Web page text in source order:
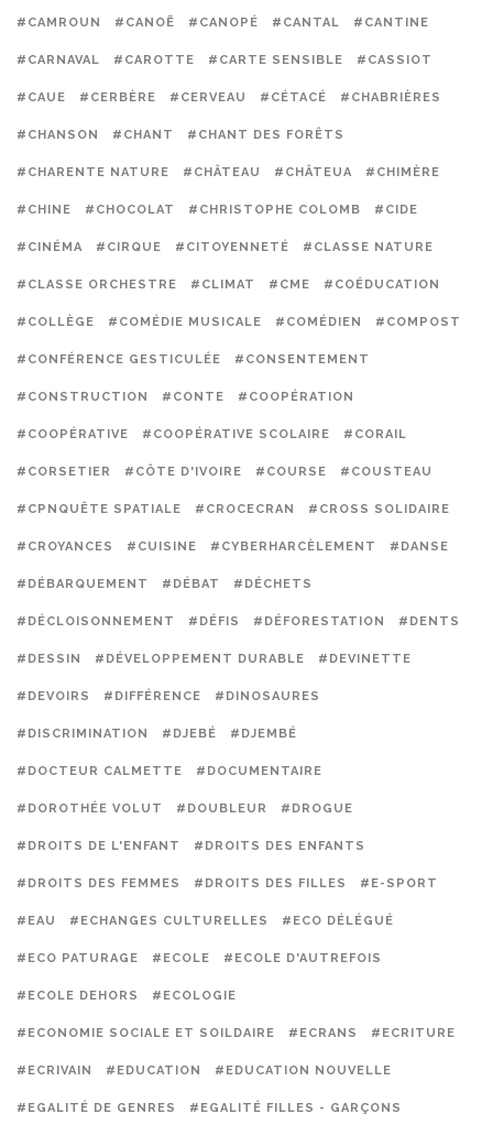
#CAMROUN #CANOË #CANOPÉ #CANTAL #CANTINE
#CARNAVAL #CAROTTE #CARTE SENSIBLE #CASSIOT
#CAUE #CERBÈRE #CERVEAU #CÉTACÉ #CHABRIÈRES
#CHANSON #CHANT #CHANT DES FORÊTS
#CHARENTE NATURE #CHÂTEAU #CHÂTEUA #CHIMÈRE
#CHINE #CHOCOLAT #CHRISTOPHE COLOMB #CIDE
#CINÉMA #CIRQUE #CITOYENNETÉ #CLASSE NATURE
#CLASSE ORCHESTRE #CLIMAT #CME #COÉDUCATION
#COLLÈGE #COMÉDIE MUSICALE #COMÉDIEN #COMPOST
#CONFÉRENCE GESTICULÉE #CONSENTEMENT
#CONSTRUCTION #CONTE #COOPÉRATION
#COOPÉRATIVE #COOPÉRATIVE SCOLAIRE #CORAIL
#CORSETIER #CÔTE D'IVOIRE #COURSE #COUSTEAU
#CPNQUÊTE SPATIALE #CROCECRAN #CROSS SOLIDAIRE
#CROYANCES #CUISINE #CYBERHARCÈLEMENT #DANSE
#DÉBARQUEMENT #DÉBAT #DÉCHETS
#DÉCLOISONNEMENT #DÉFIS #DÉFORESTATION #DENTS
#DESSIN #DÉVELOPPEMENT DURABLE #DEVINETTE
#DEVOIRS #DIFFÉRENCE #DINOSAURES
#DISCRIMINATION #DJEBÉ #DJEMBÉ
#DOCTEUR CALMETTE #DOCUMENTAIRE
#DOROTHÉE VOLUT #DOUBLEUR #DROGUE
#DROITS DE L'ENFANT #DROITS DES ENFANTS
#DROITS DES FEMMES #DROITS DES FILLES #E-SPORT
#EAU #ECHANGES CULTURELLES #ECO DÉLÉGUÉ
#ECO PATURAGE #ECOLE #ECOLE D'AUTREFOIS
#ECOLE DEHORS #ECOLOGIE
#ECONOMIE SOCIALE ET SOILDAIRE #ECRANS #ECRITURE
#ECRIVAIN #EDUCATION #EDUCATION NOUVELLE
#EGALITÉ DE GENRES #EGALITÉ FILLES - GARÇONS